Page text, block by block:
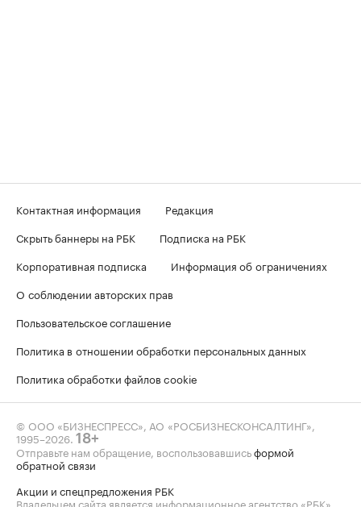
Контактная информация
Редакция
Скрыть баннеры на РБК
Подписка на РБК
Корпоративная подписка
Информация об ограничениях
О соблюдении авторских прав
Пользовательское соглашение
Политика в отношении обработки персональных данных
Политика обработки файлов cookie
© ООО «БИЗНЕСПРЕСС», АО «РОСБИЗНЕСКОНСАЛТИНГ»,
1995–2026. 18+
Отправьте нам обращение, воспользовавшисьформой
обратной связи
Акции и спецпредложения РБК
Владельцем сайта является информационное агентство «РБК».